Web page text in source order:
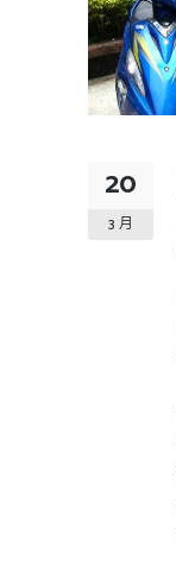
20
3 月